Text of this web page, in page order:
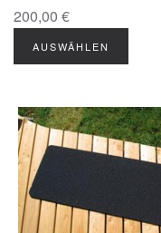
200,00 €
AUSWÄHLEN